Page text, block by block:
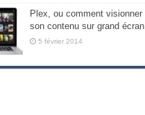
Plex, ou comment visionner
son contenu sur grand écran
5 février 2014